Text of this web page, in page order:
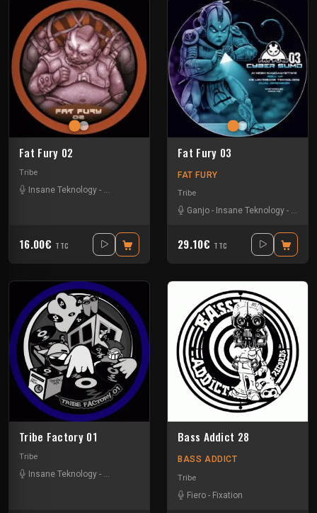
Fat Fury 02
Tribe
Insane Teknology -
16.00€ TTC
Fat Fury 03
FAT FURY
Tribe
Ganjo - Insane Teknology -
29.10€ TTC
Tribe Factory 01
Tribe
Insane Teknology - Little Guy Tournevis
Bass Addict 28
BASS ADDICT
Tribe
Fiero - Fixation